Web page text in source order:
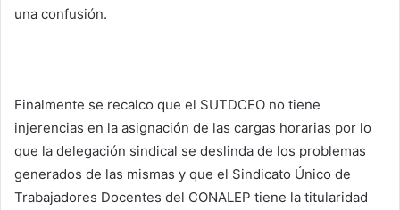
una confusión.
Finalmente se recalco que el SUTDCEO no tiene
injerencias en la asignación de las cargas horarias por lo
que la delegación sindical se deslinda de los problemas
generados de las mismas y que el Sindicato Único de
Trabajadores Docentes del CONALEP tiene la titularidad